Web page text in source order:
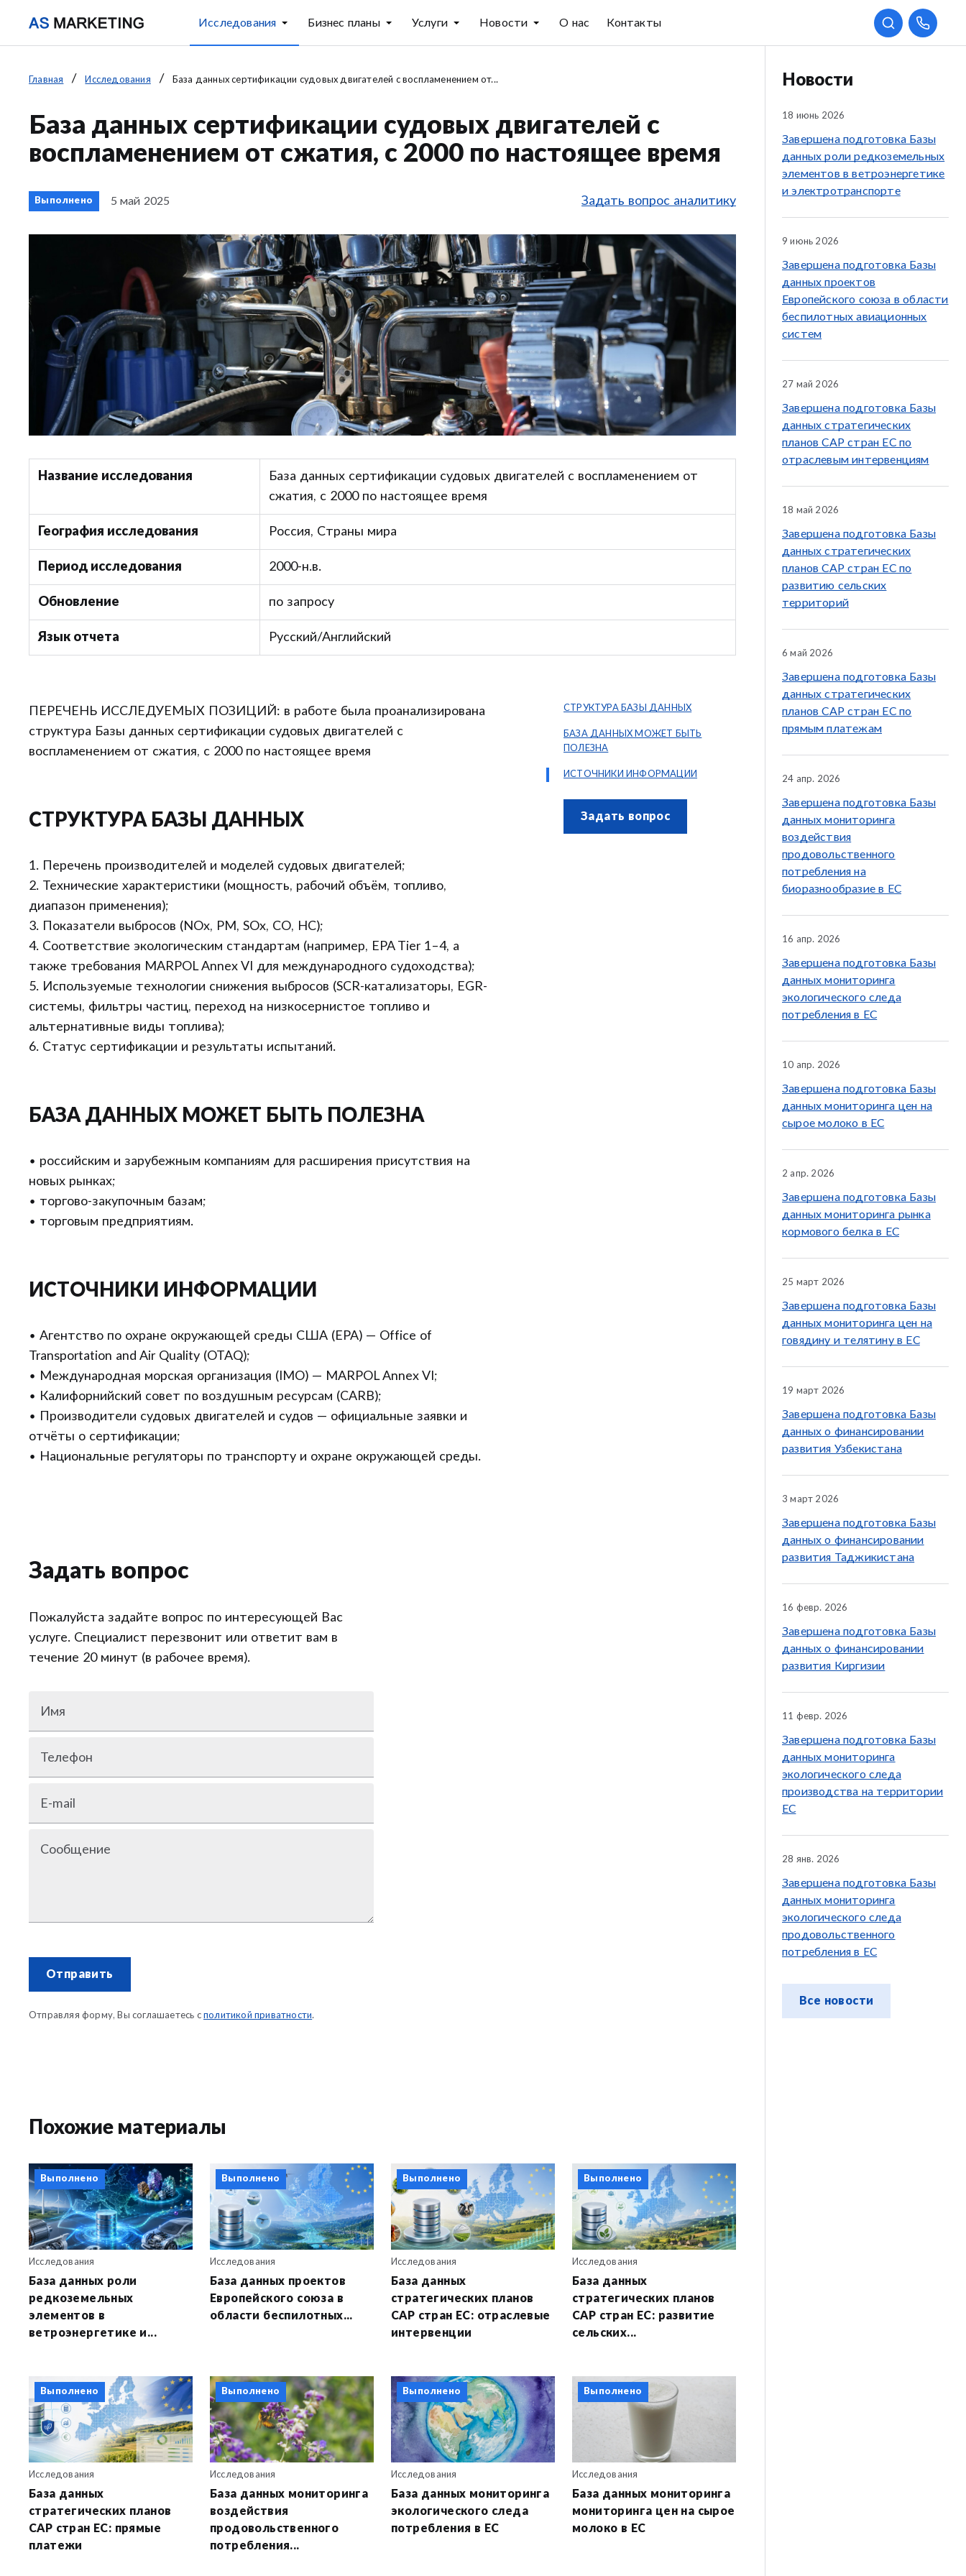
Исследования Бизнес планы Услуги Новости О нас Контакты
Главная Исследования База данных сертификации судовых двигателей с воспламенением от...
База данных сертификации судовых двигателей с
воспламенением от сжатия, с 2000 по настоящее время
Выполнено 5 май 2025 Задать вопрос аналитику
Название исследования
База данных сертификации судовых двигателей с воспламенением от
сжатия, с 2000 по настоящее время
География исследования Россия, Страны мира
Период исследования 2000-н.в.
Обновление по запросу
Язык отчета Русский/Английский
СТРУКТУРА БАЗЫ ДАННЫХ
БАЗА ДАННЫХ МОЖЕТ БЫТЬ
ПОЛЕЗНА
ИСТОЧНИКИ ИНФОРМАЦИИ
Задать вопрос
ПЕРЕЧЕНЬ ИССЛЕДУЕМЫХ ПОЗИЦИЙ: в работе была проанализирована
структура Базы данных сертификации судовых двигателей с
воспламенением от сжатия, с 2000 по настоящее время
СТРУКТУРА БАЗЫ ДАННЫХ
1. Перечень производителей и моделей судовых двигателей;
2. Технические характеристики (мощность, рабочий объём, топливо,
диапазон применения);
3. Показатели выбросов (NOx, PM, SOx, CO, HC);
4. Соответствие экологическим стандартам (например, EPA Tier 1–4, а
также требования MARPOL Annex VI для международного судоходства);
5. Используемые технологии снижения выбросов (SCR-катализаторы, EGR-
системы, фильтры частиц, переход на низкосернистое топливо и
альтернативные виды топлива);
6. Статус сертификации и результаты испытаний.
БАЗА ДАННЫХ МОЖЕТ БЫТЬ ПОЛЕЗНА
• российским и зарубежным компаниям для расширения присутствия на
новых рынках;
• торгово-закупочным базам;
• торговым предприятиям.
ИСТОЧНИКИ ИНФОРМАЦИИ
• Агентство по охране окружающей среды США (EPA) — Office of
Transportation and Air Quality (OTAQ);
• Международная морская организация (IMO) — MARPOL Annex VI;
• Калифорнийский совет по воздушным ресурсам (CARB);
• Производители судовых двигателей и судов — официальные заявки и
отчёты о сертификации;
• Национальные регуляторы по транспорту и охране окружающей среды.
Задать вопрос
Пожалуйста задайте вопрос по интересующей Вас
услуге. Специалист перезвонит или ответит вам в
течение 20 минут (в рабочее время).
Имя
Телефон
E-mail
Сообщение
Отправить
Отправляя форму, Вы соглашаетесь с политикой приватности.
Похожие материалы
Выполнено
Исследования
База данных роли
редкоземельных
элементов в
ветроэнергетике и...
Выполнено
Исследования
База данных проектов
Европейского союза в
области беспилотных...
Выполнено
Исследования
База данных
стратегических планов
CAP стран ЕС: отраслевые
интервенции
Выполнено
Исследования
База данных
стратегических планов
CAP стран ЕС: развитие
сельских...
Выполнено
Исследования
База данных
стратегических планов
CAP стран ЕС: прямые
платежи
Выполнено
Исследования
База данных мониторинга
воздействия
продовольственного
потребления...
Выполнено
Исследования
База данных мониторинга
экологического следа
потребления в ЕС
Выполнено
Исследования
База данных мониторинга
мониторинга цен на сырое
молоко в ЕС
Новости
18 июнь 2026
Завершена подготовка Базы
данных роли редкоземельных
элементов в ветроэнергетике
и электротранспорте
9 июнь 2026
Завершена подготовка Базы
данных проектов
Европейского союза в области
беспилотных авиационных
систем
27 май 2026
Завершена подготовка Базы
данных стратегических
планов CAP стран ЕС по
отраслевым интервенциям
18 май 2026
Завершена подготовка Базы
данных стратегических
планов CAP стран ЕС по
развитию сельских
территорий
6 май 2026
Завершена подготовка Базы
данных стратегических
планов CAP стран ЕС по
прямым платежам
24 апр. 2026
Завершена подготовка Базы
данных мониторинга
воздействия
продовольственного
потребления на
биоразнообразие в ЕС
16 апр. 2026
Завершена подготовка Базы
данных мониторинга
экологического следа
потребления в ЕС
10 апр. 2026
Завершена подготовка Базы
данных мониторинга цен на
сырое молоко в ЕС
2 апр. 2026
Завершена подготовка Базы
данных мониторинга рынка
кормового белка в ЕС
25 март 2026
Завершена подготовка Базы
данных мониторинга цен на
говядину и телятину в ЕС
19 март 2026
Завершена подготовка Базы
данных о финансировании
развития Узбекистана
3 март 2026
Завершена подготовка Базы
данных о финансировании
развития Таджикистана
16 февр. 2026
Завершена подготовка Базы
данных о финансировании
развития Киргизии
11 февр. 2026
Завершена подготовка Базы
данных мониторинга
экологического следа
производства на территории
ЕС
28 янв. 2026
Завершена подготовка Базы
данных мониторинга
экологического следа
продовольственного
потребления в ЕС
Все новости